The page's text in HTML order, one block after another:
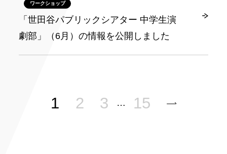
ワークショップ
「世田谷パブリックシアター 中学生演
劇部」（6月）の情報を公開しました
1 2 3 … 15